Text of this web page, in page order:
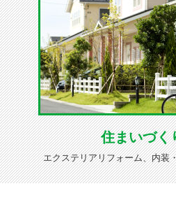
住まいづく
エクステリアリフォーム、内装